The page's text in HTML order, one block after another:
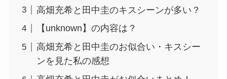
高畑充希と田中圭のキスシーンが多い？
【unknown】の内容は？
高畑充希と田中圭のお似合い・キスシー
ンを見た私の感想